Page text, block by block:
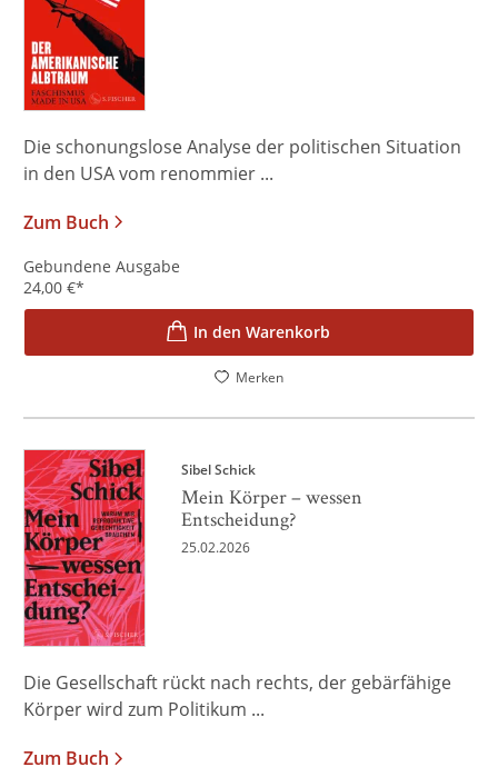
Die schonungslose Analyse der politischen Situation
in den USA vom renommier ...
Zum Buch
Gebundene Ausgabe
24,00 €*
In den Warenkorb
Merken
Sibel Schick
Mein Körper – wessen
Entscheidung?
25.02.2026
Die Gesellschaft rückt nach rechts, der gebärfähige
Körper wird zum Politikum ...
Zum Buch